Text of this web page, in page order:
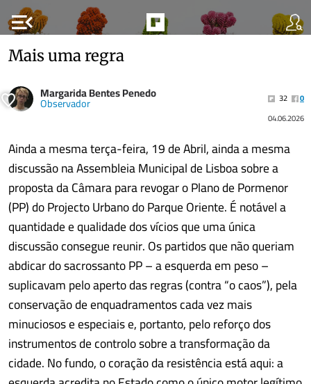
menu_open
Mais uma regra
Margarida Bentes Penedo
Observador 32
0
04.06.2026
Ainda a mesma terça-feira, 19 de Abril, ainda a mesma
discussão na Assembleia Municipal de Lisboa sobre a
proposta da Câmara para revogar o Plano de Pormenor
(PP) do Projecto Urbano do Parque Oriente. É notável a
quantidade e qualidade dos vícios que uma única
discussão consegue reunir. Os partidos que não queriam
abdicar do sacrossanto PP – a esquerda em peso –
suplicavam pelo aperto das regras (contra “o caos”), pela
conservação de enquadramentos cada vez mais
minuciosos e especiais e, portanto, pelo reforço dos
instrumentos de controlo sobre a transformação da
cidade. No fundo, o coração da resistência está aqui: a